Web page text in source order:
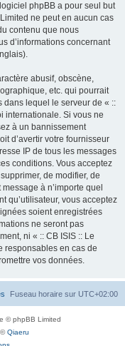
phpBB a pour seul but
ne peut en aucun cas
contenu que nous
d’informations concernant
abusif, obscène,
etc. qui pourrait
dans lequel le serveur de « ::
internationale. Si vous ne
à un bannissement
d’avertir votre fournisseur
IP de tous les messages
conditions. Vous acceptez
de modifier, de
à n’importe quel
qu’utilisateur, vous acceptez
soient enregistrées
ne seront pas
ni « :: CB ISIS :: Le
responsables en cas de
vos données.
Fuseau horaire sur UTC+02:00
© phpBB Limited
©Qiaeru